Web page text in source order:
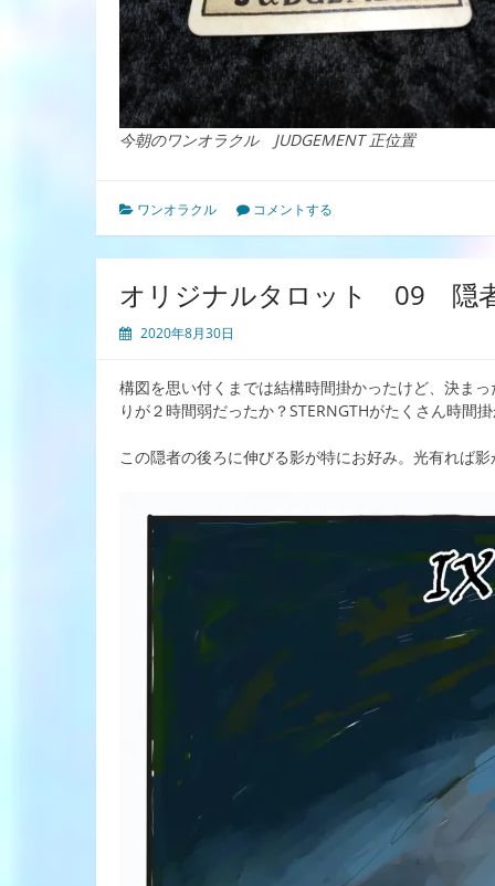
今朝のワンオラクル JUDGEMENT 正位置
ワンオラクル コメントする
オリジナルタロット 09 隠
2020年8月30日
構図を思い付くまでは結構時間掛かったけど、決ま
りが２時間弱だったか？STERNGTHがたくさん時間
この隠者の後ろに伸びる影が特にお好み。光有れば